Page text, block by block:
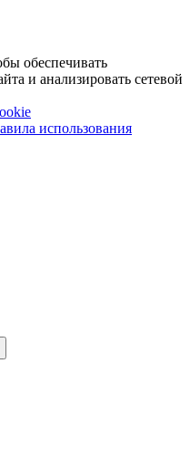
обеспечивать
и анализировать сетевой
использования